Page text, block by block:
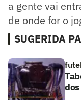
a gente vai
de onde for o
SUGERIDA